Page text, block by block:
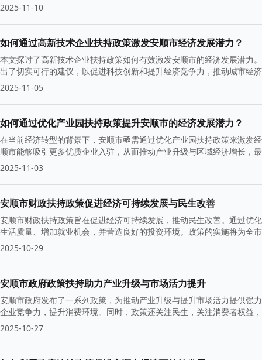
2025-11-10
如何通过高新技术企业扶持政策激发安顺市经济发展潜力？
本文探讨了高新技术企业扶持政策如何有效激发安顺市的经济发展潜力
出了切实可行的建议，以促进科技创新和提升经济竞争力，推动城市经
2025-11-05
如何通过优化产业园扶持政策提升安顺市的经济发展潜力？
在当前经济转型的背景下，安顺市亟需通过优化产业园扶持政策来激发
顺市能够吸引更多优质企业入驻，从而推动产业升级与区域经济增长，
2025-11-03
安顺市财政扶持政策促进经济可持续发展与民生改善
安顺市财政扶持政策旨在促进经济可持续发展，推动民生改善。通过优
生活质量、增加就业机会，并营造良好的投资环境。政策的实施将为全
2025-10-29
安顺市政府政策扶持助力产业升级与市场活力提升
安顺市政府发布了一系列政策，为推动产业升级与提升市场活力提供强
企业竞争力，提升消费环境。同时，政策还关注民生，关注消费者权益
力。
2025-10-27